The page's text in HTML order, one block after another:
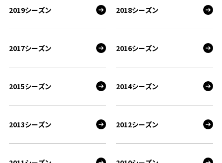
2019シーズン 2018シーズン
2017シーズン 2016シーズン
2015シーズン 2014シーズン
2013シーズン 2012シーズン